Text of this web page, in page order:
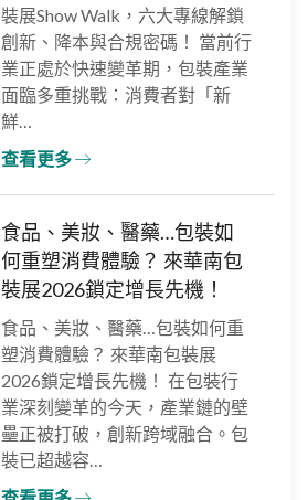
裝展Show Walk，六大專線解鎖
創新、降本與合規密碼！ 當前行
業正處於快速變革期，包裝產業
面臨多重挑戰：消費者對「新
鮮…
查看更多
食品、美妝、醫藥…包裝如
何重塑消費體驗？ 來華南包
裝展2026鎖定增長先機！
食品、美妝、醫藥…包裝如何重
塑消費體驗？ 來華南包裝展
2026鎖定增長先機！ 在包裝行
業深刻變革的今天，產業鏈的壁
壘正被打破，創新跨域融合。包
裝已超越容…